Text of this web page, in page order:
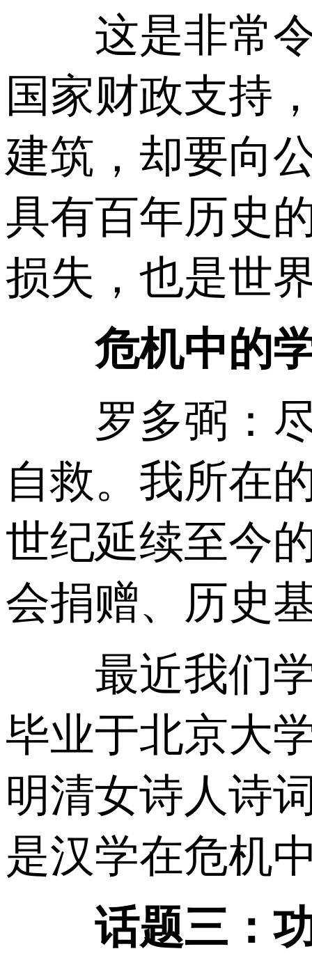
这是非常令
国家财政支持
建筑，却要向
具有百年历史
损失，也是世
危机中的
罗多弼：尽
自救。我所在
世纪延续至今
会捐赠、历史
最近我们学
毕业于北京大
明清女诗人诗
是汉学在危机
话题三：